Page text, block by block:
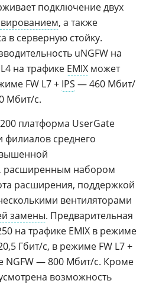
подключение двух
, а также
в серверную стойку.
uNGFW на
на трафике EMIX может
FW L7 + IPS — 460 Мбит/
Мбит/с.
платформа UserGate
филиалов среднего
расширенным набором
расширения, поддержкой
вентиляторами
замены. Предварительная
на трафике EMIX в режиме
Гбит/с, в режиме FW L7 +
NGFW — 800 Мбит/с. Кроме
возможность